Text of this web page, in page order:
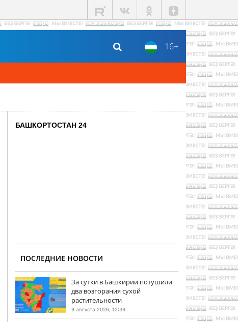
16+
БАШКОРТОСТАН 24
ПОСЛЕДНИЕ НОВОСТИ
За сутки в Башкирии потушили
два возгорания сухой
растительности
9 августа 2026, 12:39